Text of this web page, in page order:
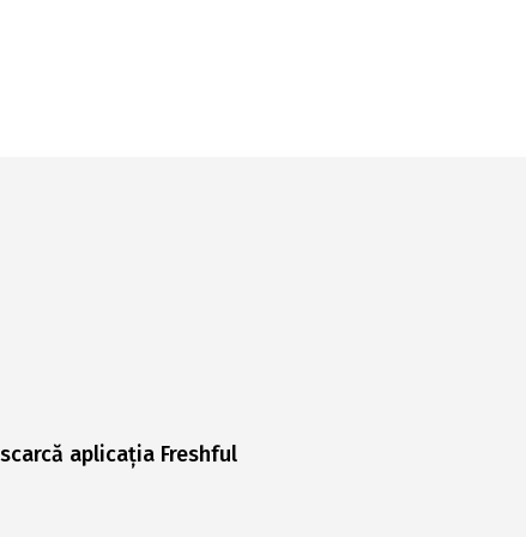
aplicația Freshful